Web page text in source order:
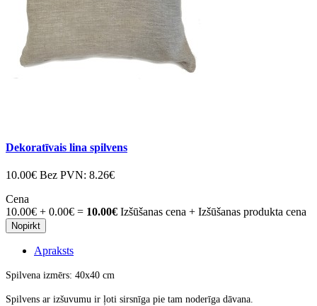
Dekoratīvais lina spilvens
10.00€ Bez PVN: 8.26€
Cena
10.00€ + 0.00€ = 10.00€ Izšūšanas cena + Izšūšanas produkta cena
Nopirkt
Apraksts
Spilvena izmērs: 40x40 cm
Spilvens ar izšuvumu ir ļoti sirsnīga pie tam noderīga dāvana.